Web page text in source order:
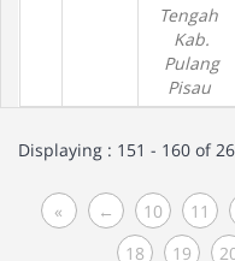
Tengah
Kab.
Pulang
Pisau
Displaying : 151 - 160 of
« ← 10 11
18
19